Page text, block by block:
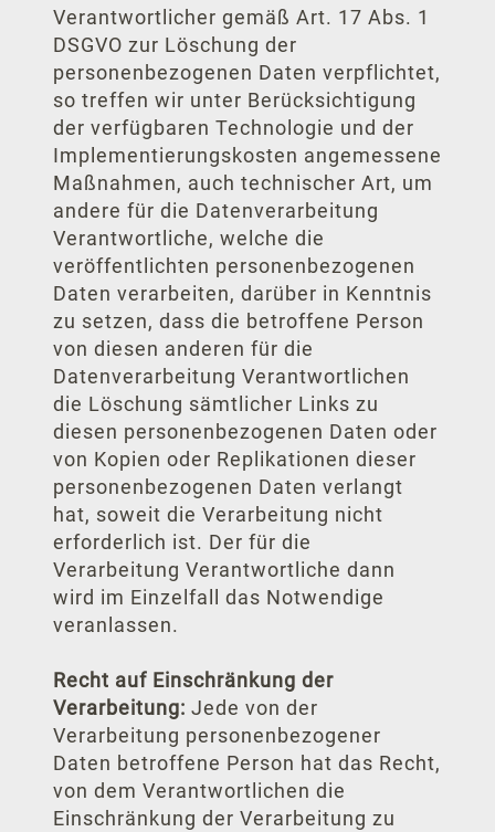
Verantwortlicher gemäß Art. 17 Abs. 1
DSGVO zur Löschung der
personenbezogenen Daten verpflichtet,
so treffen wir unter Berücksichtigung
der verfügbaren Technologie und der
Implementierungskosten angemessene
Maßnahmen, auch technischer Art, um
andere für die Datenverarbeitung
Verantwortliche, welche die
veröffentlichten personenbezogenen
Daten verarbeiten, darüber in Kenntnis
zu setzen, dass die betroffene Person
von diesen anderen für die
Datenverarbeitung Verantwortlichen
die Löschung sämtlicher Links zu
diesen personenbezogenen Daten oder
von Kopien oder Replikationen dieser
personenbezogenen Daten verlangt
hat, soweit die Verarbeitung nicht
erforderlich ist. Der für die
Verarbeitung Verantwortliche dann
wird im Einzelfall das Notwendige
veranlassen.
Recht auf Einschränkung der
Verarbeitung: Jede von der
Verarbeitung personenbezogener
Daten betroffene Person hat das Recht,
von dem Verantwortlichen die
Einschränkung der Verarbeitung zu